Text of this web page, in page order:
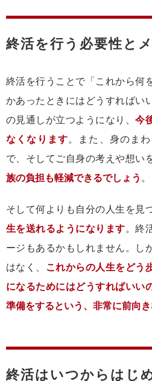
終活を行う必要性と
終活を行うことで「これから何
かあったときにはどうすればい
の見通しが立つようになり、今
なくなります。また、身のま
で、そしてご自身の考えや想い
族の負担も軽減できるでしょう 。
そして何よりも自分の人生を見
生を送れるようになります。終
ージもあるかもしれません。し
はなく、 これからの人生をどう
になるためにはどうすればいい
準備をするという、非常に前向
終活はいつからはじ